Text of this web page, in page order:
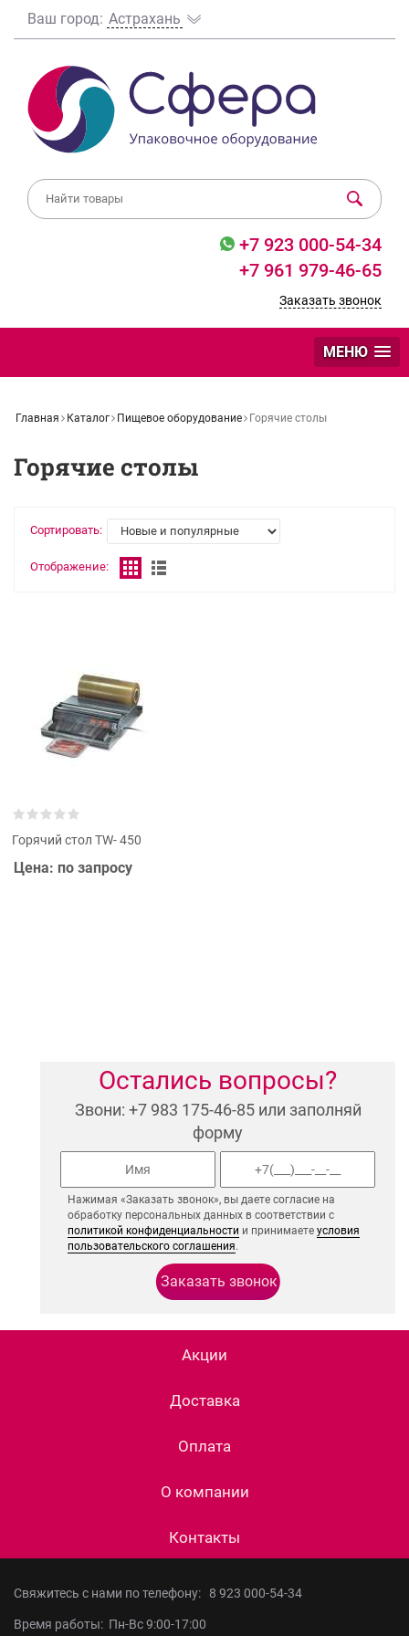
Ваш город: Астрахань
+7 923 000-54-34
+7 961 979-46-65
Заказать звонок
МЕНЮ
Главная Каталог Пищевое оборудование Горячие столы
Горячие столы
Сортировать:
Отображение:
Горячий стол TW- 450
Цена: по запросу
Остались вопросы?
Звони: +7 983 175-46-85 или заполняй
форму
Нажимая «Заказать звонок», вы даете согласие на
обработку персональных данных в соответствии с
политикой конфиденциальности и принимаетеусловия
пользовательского соглашения.
Акции
Доставка
Оплата
О компании
Контакты
Свяжитесь с нами по телефону: 8 923 000-54-34
Время работы: Пн-Вс 9:00-17:00